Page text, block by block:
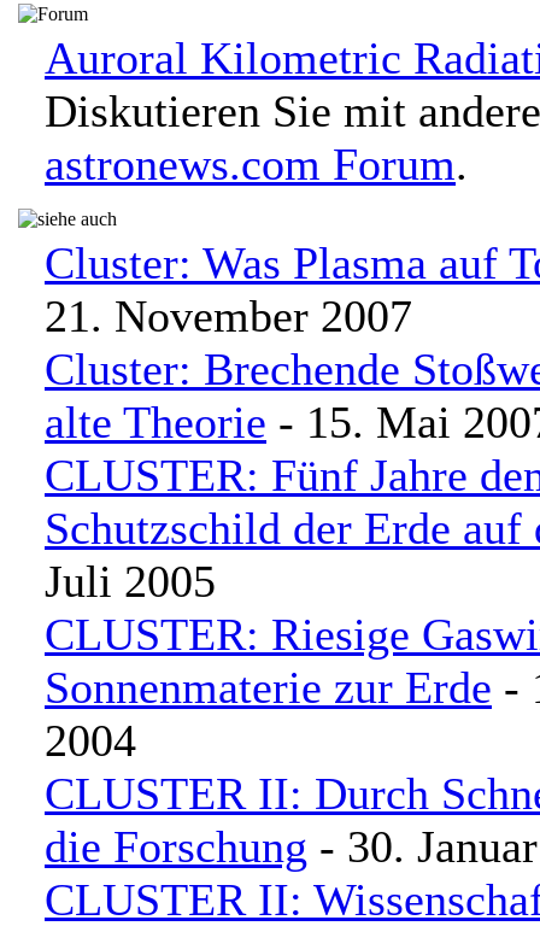
Auroral Kilometric
Diskutieren Sie mit
astronews.com Forum.
Cluster: Was Plasma auf
21. November 2007
Cluster: Brechende
alte Theorie - 15. Mai
CLUSTER: Fünf Jahre
Schutzschild der Erde auf
Juli 2005
CLUSTER: Riesige
Sonnenmaterie zur Erde -
2004
CLUSTER II: Durch
die Forschung - 30.
CLUSTER II: